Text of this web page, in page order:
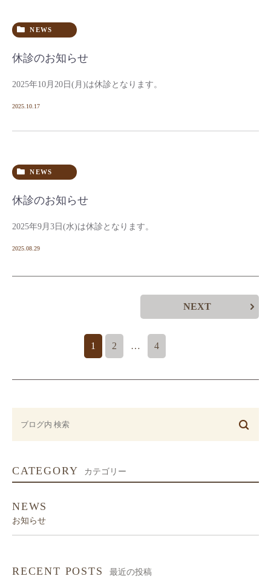
NEWS
休診のお知らせ
2025年10月20日(月)は休診となります。
2025.10.17
NEWS
休診のお知らせ
2025年9月3日(水)は休診となります。
2025.08.29
1 2 … 4
NEXT
CATEGORY カテゴリー
NEWS
お知らせ
RECENT POSTS 最近の投稿